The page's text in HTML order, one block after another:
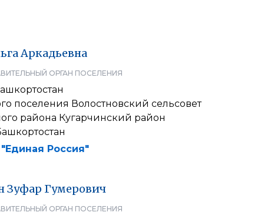
Аркадьевна
ОРГАН ПОСЕЛЕНИЯ
поселения Волостновский сельсовет
района Кугарчинский район
Россия"
Зуфар Гумерович
ОРГАН ПОСЕЛЕНИЯ